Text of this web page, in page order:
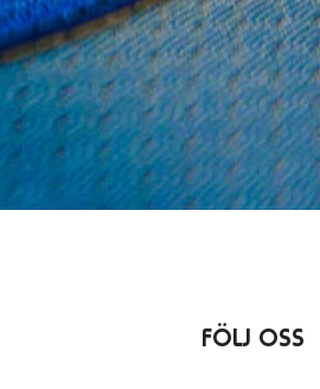
FÖLJ OSS